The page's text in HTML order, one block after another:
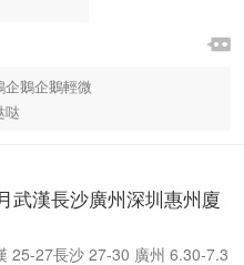


鵝企鵝輕微
哒
武漢長沙廣州深圳惠州廈
25-27長沙 27-30 廣州 6.30-7.3